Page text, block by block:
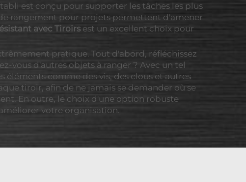
est conçu pour supporter les tâches les plus
rangement pour projets permettent d'amener
avec Tiroirs est un excellent choix pour
pratique. Tout d'abord, réfléchissez
vous d'autres objets à ranger ? Avec un tel
éléments comme des vis, des clous et autres
tiroir, afin de ne jamais se demander où se
En outre, le choix d'une option robuste
votre organisation.